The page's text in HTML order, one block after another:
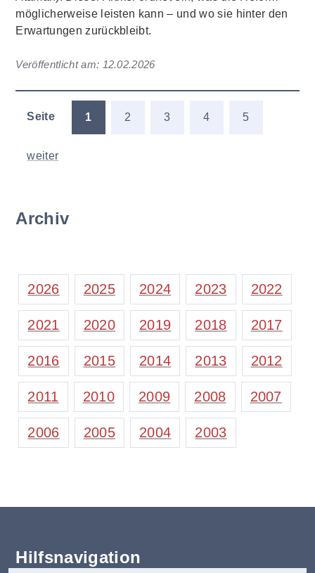
möglicherweise leisten kann – und wo sie hinter den
Erwartungen zurückbleibt.
Veröffentlicht am: 12.02.2026
Seite 1 2 3 4 5
weiter
Archiv
2026 2025 2024 2023 2022
2021 2020 2019 2018 2017
2016 2015 2014 2013 2012
2011 2010 2009 2008 2007
2006 2005 2004 2003
Hilfsnavigation